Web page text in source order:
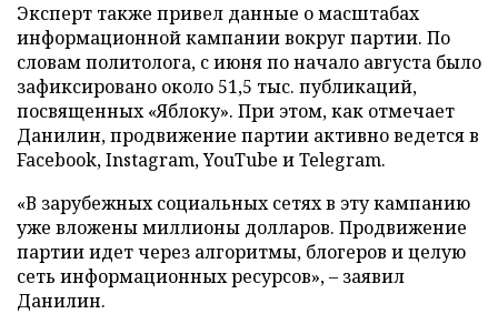
Эксперт также привел данные о масштабах
информационной кампании вокруг партии. По
словам политолога, с июня по начало августа было
зафиксировано около 51,5 тыс. публикаций,
посвященных «Яблоку». При этом, как отмечает
Данилин, продвижение партии активно ведется в
Facebook, Instagram, YouTube и Telegram.
«В зарубежных социальных сетях в эту кампанию
уже вложены миллионы долларов. Продвижение
партии идет через алгоритмы, блогеров и целую
сеть информационных ресурсов», – заявил
Данилин.